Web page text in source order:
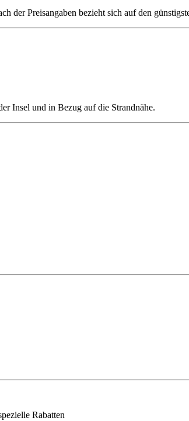
der Preisangaben bezieht sich auf den
Insel und in Bezug auf die Strandnähe.
Rabatten